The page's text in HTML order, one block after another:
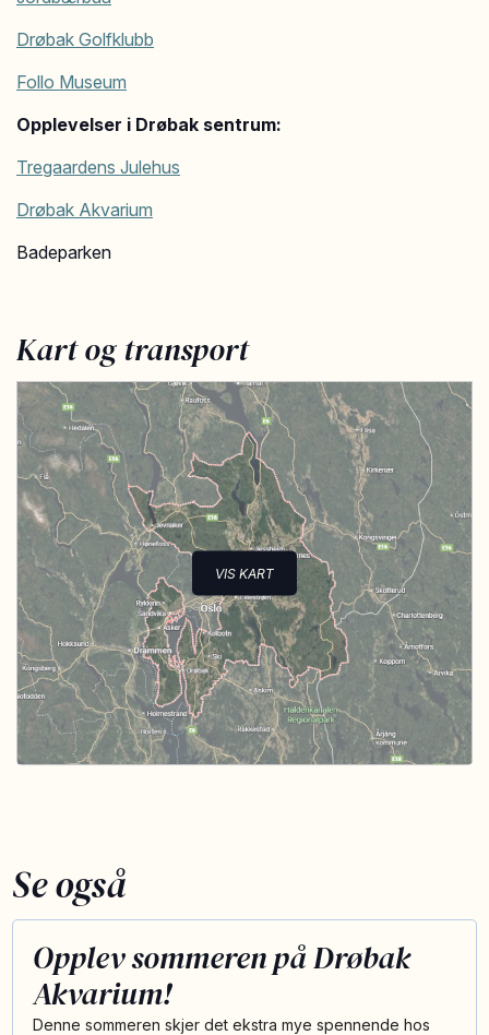
Drøbak Golfklubb
Follo Museum
Opplevelser i Drøbak sentrum:
Tregaardens Julehus
Drøbak Akvarium
Badeparken
Kart og transport
VIS KART
Se også
Opplev sommeren på Drøbak
Akvarium!
Denne sommeren skjer det ekstra mye spennende hos